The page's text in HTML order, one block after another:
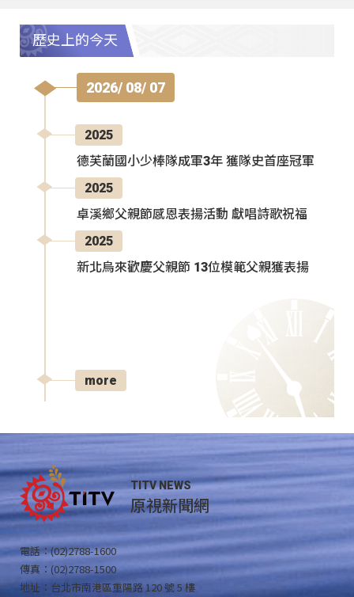
歷史上的今天
2026/ 08/ 07
2025
德芙蘭國小少棒隊成軍3年 獲隊史首座冠軍
2025
卓溪鄉父親節感恩表揚活動 獻唱詩歌祝福
2025
新北烏來歡慶父親節 13位模範父親獲表揚
more
TITV NEWS
原視新聞網
電話：(02)2788-1600
傳真：(02)2788-1500
地址：台北市南港區重陽路 120 號 5 樓